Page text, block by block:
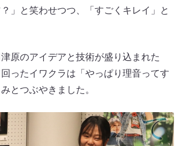
」と笑わせつつ、「すごくキレイ」と
原のアイデアと技術が盛り込まれた
ったイワクラは「やっぱり理音ってす
とつぶやきました。